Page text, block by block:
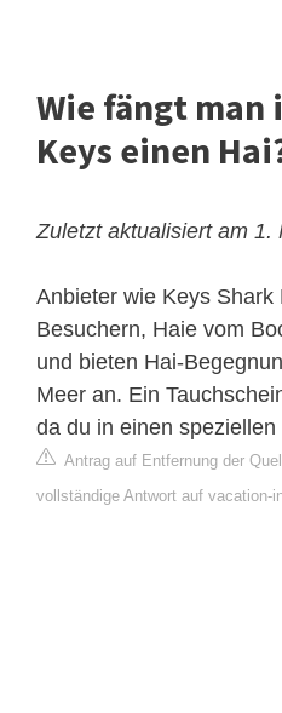
Wie fängt man
Keys einen
Zuletzt aktualisiert am 1.
Anbieter wie Keys
Besuchern, Haie vom
und bieten Hai-
Meer an. Ein
da du in einen
Antrag auf Entfernung der
vollständige Antwort auf vacation-